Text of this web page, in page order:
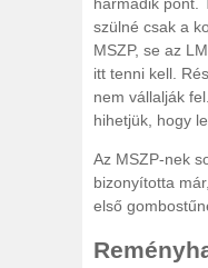
harmadik pont.
szülné csak a
MSZP, se az
itt tenni kell.
nem vállalják
hihetjük, hogy
Az MSZP-nek
bizonyította
első